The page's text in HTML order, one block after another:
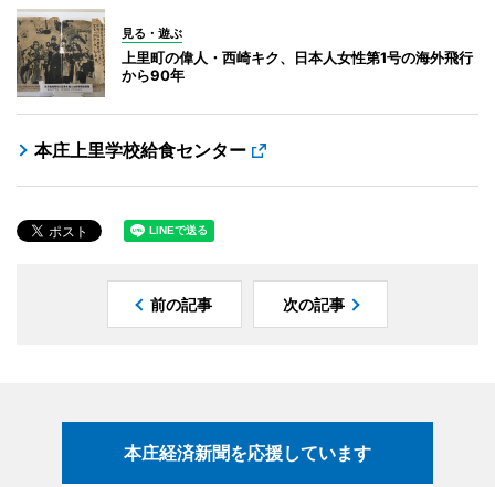
見る・遊ぶ
上里町の偉人・西崎キク、日本人女性第1号の海外飛行
から90年
本庄上里学校給食センター
前の記事 次の記事
本庄経済新聞を応援しています